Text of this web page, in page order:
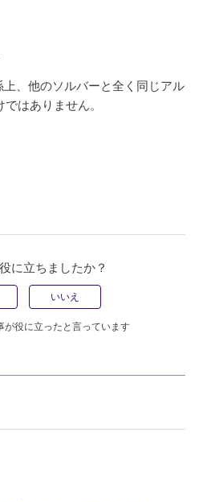
、他のソルバーと全く同じアル
はありません。
に立ちましたか？
いいえ
が役に立ったと言っています